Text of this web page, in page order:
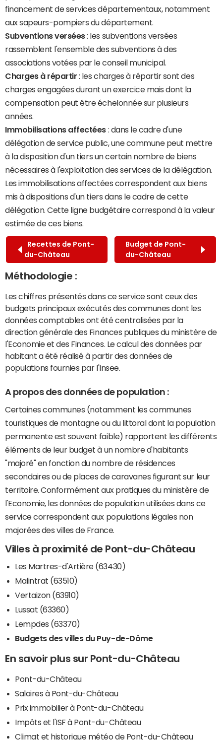
financement de services départementaux, notamment
aux sapeurs-pompiers du département.
Subventions versées: les subventions versées
rassemblent l'ensemble des subventions à des
associations votées par le conseil municipal.
Charges à répartir : les charges à répartir sont des
charges engagées durant un exercice mais dont la
compensation peut être échelonnée sur plusieurs
années.
Immobilisations affectées : dans le cadre d'une
délégation de service public, une commune peut mettre
à la disposition d'un tiers un certain nombre de biens
nécessaires à l'exploitation des services de la délégation.
Les immobilisations affectées correspondent aux biens
mis à dispositions d'un tiers dans le cadre de cette
délégation. Cette ligne budgétaire correspond à la valeur
estimée de ces biens.
Recettes de Pont-
du-Château
Budget de Pont-
du-Château
Méthodologie :
Les chiffres présentés dans ce service sont ceux des
budgets principaux exécutés des communes dont les
données comptables ont été centralisées par la
direction générale des Finances publiques du ministère de
l'Economie et des Finances. Le calcul des données par
habitant a été réalisé à partir des données de
populations fournies par l'Insee.
A propos des données de population :
Certaines communes (notamment les communes
touristiques de montagne ou du littoral dont la population
permanente est souvent faible) rapportent les différents
éléments de leur budget à un nombre d'habitants
"majoré" en fonction du nombre de résidences
secondaires ou de places de caravanes figurant sur leur
territoire. Conformément aux pratiques du ministère de
l'Economie, les données de population utilisées dans ce
service correspondent aux populations légales non
majorées des villes de France.
Villes à proximité de Pont-du-Château
Les Martres-d'Artière (63430)
Malintrat (63510)
Vertaizon (63910)
Lussat (63360)
Lempdes (63370)
Budgets des villes du Puy-de-Dôme
En savoir plus sur Pont-du-Château
Pont-du-Château
Salaires à Pont-du-Château
Prix immobilier à Pont-du-Château
Impôts et l'ISF à Pont-du-Château
Climat et historique météo de Pont-du-Château